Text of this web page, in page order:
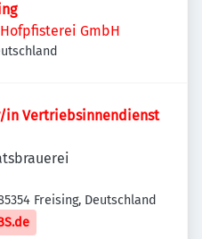
GmbH
in Vertriebsinnendienst
Freising, Deutschland